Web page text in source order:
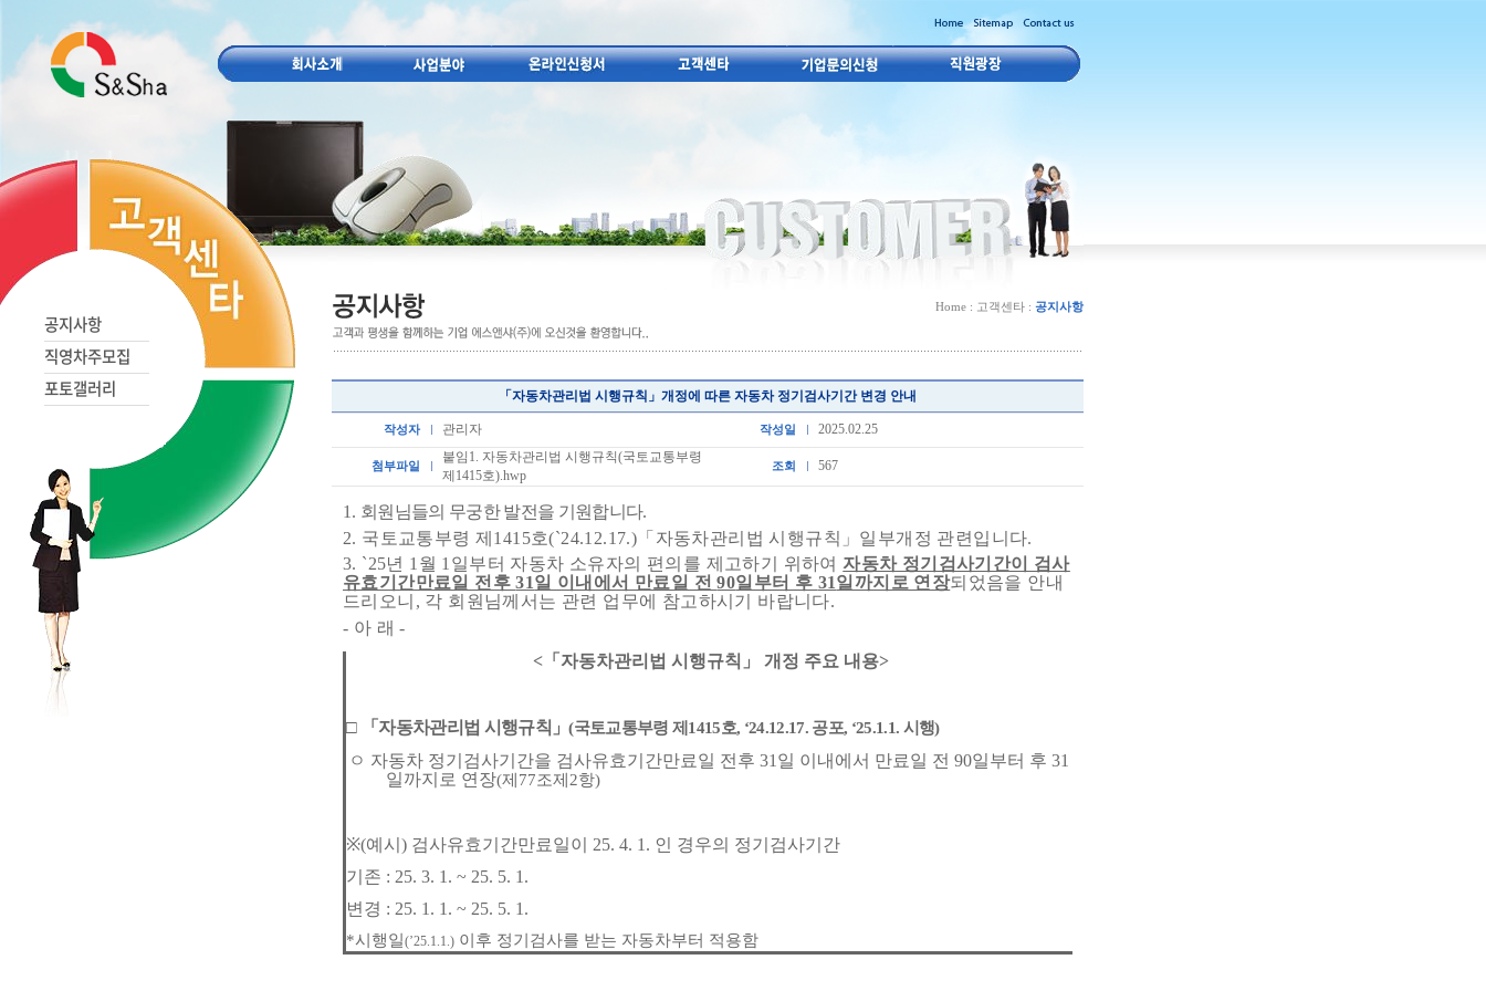
공지사항
직영차주모집
포토갤러리
Home : 고객센타 : 공지사항
「자동차관리법 시행규칙」개정에 따른 자동차 정기검사기간 변경 안내
작성자 관리자 작성일 2025.02.25
첨부파일
붙임1. 자동차관리법 시행규칙(국토교통부령
제1415호).hwp
조회 567
1. 회원님들의 무궁한 발전을 기원합니다.
2. 국토교통부령 제 1415호(`24.12.17.) 「 자동차관리법 시행규칙 」 일부개정 관련입니다.
3. `25년 1 월 1 일부터 자동차 소유자의 편의를 제고하기 위하여 자동차 정기검사기간이 검사
유효기간만료일 전후31일 이내에서 만료일 전90일부터 후 31일까지로 연장되었음을 안내
드리오니 , 각 회원님께서는 관련 업무에 참고하시기 바랍니다.
- 아 래-
< 「 자동차관리법 시행규칙 」 개정 주요 내용>
□ 「 자동차관리법 시행규칙 」(국토교통부령 제 1415호, ‘24.12.17. 공포, ‘25.1.1. 시행)
ㅇ 자동차 정기검사기간을 검사유효기간만료일 전후31 일 이내에서 만료일 전90일부터 후31
일까지로 연장(제 77조제 2항)
※(예시 ) 검사유효기간만료일이 25. 4. 1. 인 경우의 정기검사기간
기존 : 25. 3. 1. ~ 25. 5. 1.
변경 : 25. 1. 1. ~ 25. 5. 1.
*시행일(’25.1.1.) 이후 정기검사를 받는 자동차부터 적용함